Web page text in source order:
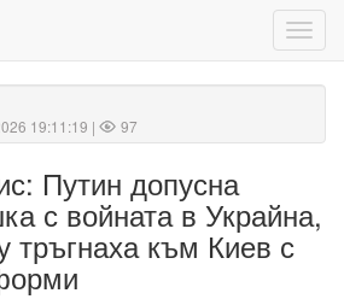
19:11:19 | 97
Путин допусна
с войната в Украйна,
тръгнаха към Киев с